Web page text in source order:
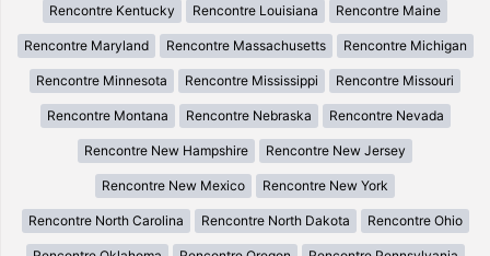
Rencontre Kentucky Rencontre Louisiana Rencontre Maine
Rencontre Maryland Rencontre Massachusetts Rencontre Michigan
Rencontre Minnesota Rencontre Mississippi Rencontre Missouri
Rencontre Montana Rencontre Nebraska Rencontre Nevada
Rencontre New Hampshire Rencontre New Jersey
Rencontre New Mexico Rencontre New York
Rencontre North Carolina Rencontre North Dakota Rencontre Ohio